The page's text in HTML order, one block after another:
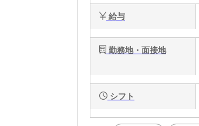
給与
勤務地・面接地
シフト